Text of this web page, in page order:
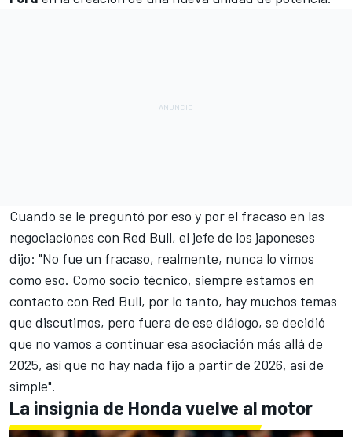
Cuando se le preguntó por eso y por el fracaso en las
negociaciones con Red Bull, el jefe de los japoneses
dijo: "No fue un fracaso, realmente, nunca lo vimos
como eso. Como socio técnico, siempre estamos en
contacto con Red Bull, por lo tanto, hay muchos temas
que discutimos, pero fuera de ese diálogo, se decidió
que no vamos a continuar esa asociación más allá de
2025, así que no hay nada fijo a partir de 2026, así de
simple".
La insignia de Honda vuelve al motor